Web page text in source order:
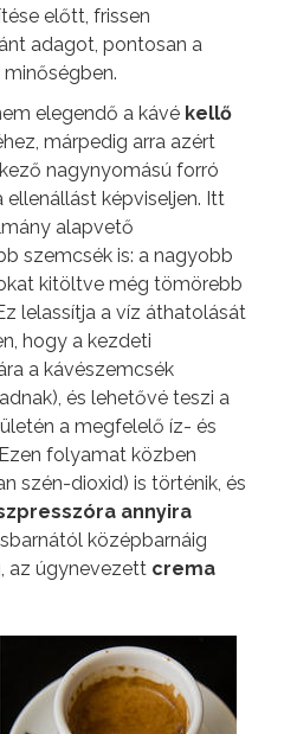
előtt, frissen
adagot, pontosan a
elegendő a kávé kellő
márpedig arra azért
nagynyomású forró
képviseljen. Itt
alapvető
szemcsék is: a nagyobb
kitöltve még tömörebb
lelassítja a víz áthatolását
hogy a kezdeti
a kávészemcsék
és lehetővé teszi a
a megfelelő íz- és
folyamat közben
szén-dioxid) is történik, és
annyira
középbarnáig
az úgynevezett crema